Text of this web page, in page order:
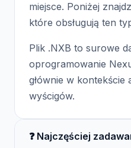
miejsce. Poniżej
które obsługują ten
Plik .NXB to surowe
oprogramowanie
głównie w
wyścigów.
❓ Najczęściej